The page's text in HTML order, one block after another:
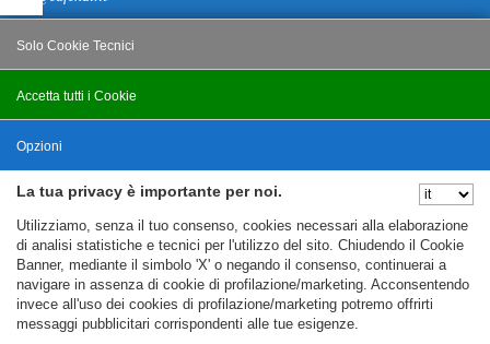
Posta Certificata
PRIVACY
Note Legali
Policy
Cookie Policy
La tua privacy è importante per noi.
Utilizziamo, senza il tuo consenso, cookies necessari alla elaborazione
di analisi statistiche e tecnici per l'utilizzo del sito. Chiudendo il Cookie
Banner, mediante il simbolo 'X' o negando il consenso, continuerai a
navigare in assenza di cookie di profilazione/marketing. Acconsentendo
invece all'uso dei cookies di profilazione/marketing potremo offrirti
messaggi pubblicitari corrispondenti alle tue esigenze.
Accetta tutti i Cookie
Solo Cookie Tecnici
Salva
Opzioni
Nascondi Opzioni